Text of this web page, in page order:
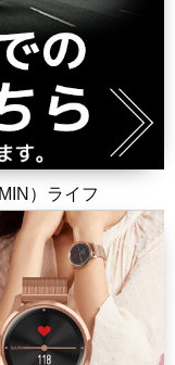
）ライフ